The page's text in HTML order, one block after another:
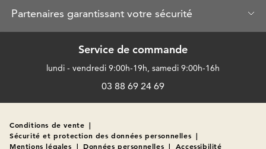
Partenaires garantissant votre sécurité
Service de commande
lundi - vendredi 9:00h-19h, samedi 9:00h-16h
03 88 69 24 69
Conditions de vente |
Sécurité et protection des données personnelles |
Mentions légales | Données personnelles | Accessibilité